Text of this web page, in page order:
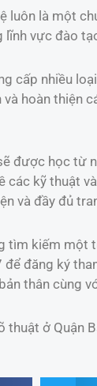
luôn là một
lĩnh vực đào
cấp nhiều
và hoàn thiện
được học từ
các kỹ thuật
và đầy đủ
tìm kiếm một
đăng ký
thân cùng
thuật ở Quận